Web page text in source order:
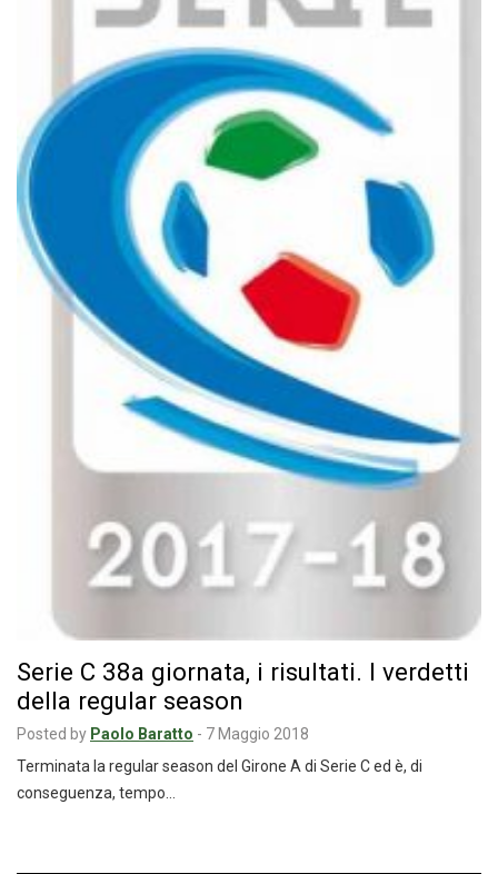
Serie C 38a giornata, i risultati. I verdetti
della regular season
Posted by Paolo Baratto - 7 Maggio 2018
Terminata la regular season del Girone A di Serie C ed è, di
conseguenza, tempo…